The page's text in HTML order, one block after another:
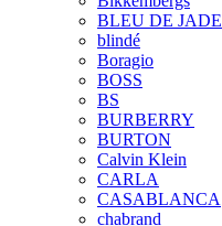
BLEU DE JADE
blindé
Boragio
BOSS
BS
BURBERRY
BURTON
Calvin Klein
CARLA
CASABLANCA
chabrand